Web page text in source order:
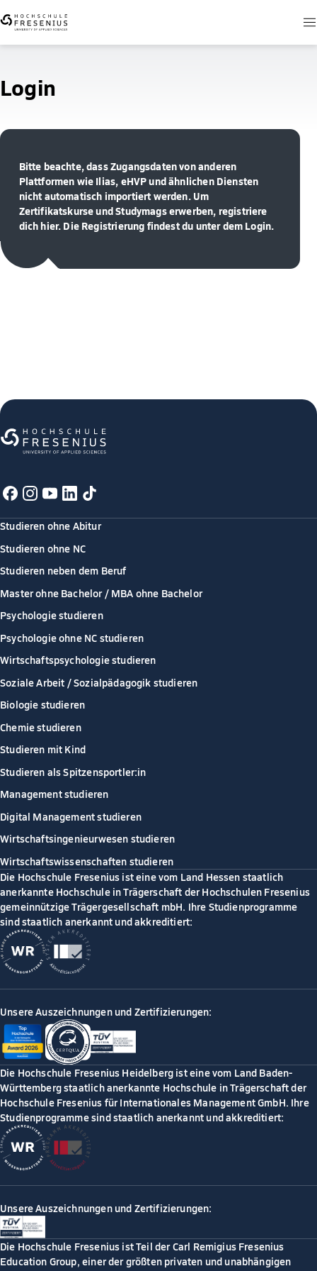
Login
Bitte beachte, dass Zugangsdaten von anderen
Plattformen wie Ilias, eHVP und ähnlichen Diensten
nicht automatisch importiert werden. Um
Zertifikatskurse und Studymags erwerben, registriere
dich hier. Die Registrierung findest du unter dem Login.
Studieren ohne Abitur
Studieren ohne NC
Studieren neben dem Beruf
Master ohne Bachelor / MBA ohne Bachelor
Psychologie studieren
Psychologie ohne NC studieren
Wirtschaftspsychologie studieren
Soziale Arbeit / Sozialpädagogik studieren
Biologie studieren
Chemie studieren
Studieren mit Kind
Studieren als Spitzensportler:in
Management studieren
Digital Management studieren
Wirtschaftsingenieurwesen studieren
Wirtschaftswissenschaften studieren
Die Hochschule Fresenius ist eine vom Land Hessen staatlich
anerkannte Hochschule in Trägerschaft der Hochschulen Fresenius
gemeinnützige Trägergesellschaft mbH. Ihre Studienprogramme
sind staatlich anerkannt und akkreditiert:
Unsere Auszeichnungen und Zertifizierungen:
Die Hochschule Fresenius Heidelberg ist eine vom Land Baden-
Württemberg staatlich anerkannte Hochschule in Trägerschaft der
Hochschule Fresenius für Internationales Management GmbH. Ihre
Studienprogramme sind staatlich anerkannt und akkreditiert:
Unsere Auszeichnungen und Zertifizierungen:
Die Hochschule Fresenius ist Teil der Carl Remigius Fresenius
Education Group, einer der größten privaten und unabhängigen